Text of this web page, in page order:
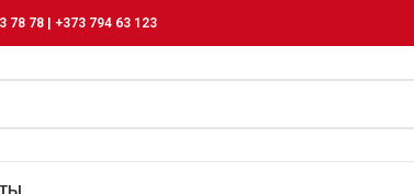
78 78 | +373 794 63 123